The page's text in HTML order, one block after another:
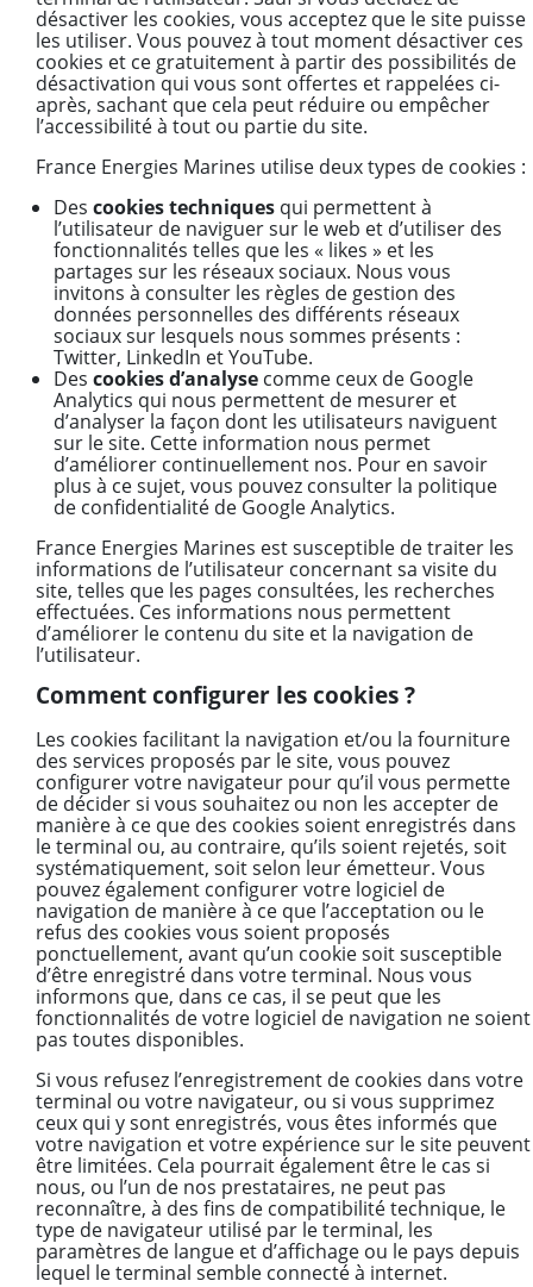
désactiver les cookies, vous acceptez que le site puisse
les utiliser. Vous pouvez à tout moment désactiver ces
cookies et ce gratuitement à partir des possibilités de
désactivation qui vous sont offertes et rappelées ci-
après, sachant que cela peut réduire ou empêcher
l’accessibilité à tout ou partie du site.
France Energies Marines utilise deux types de cookies :
Des cookies techniques qui permettent à
l’utilisateur de naviguer sur le web et d’utiliser des
fonctionnalités telles que les « likes » et les
partages sur les réseaux sociaux. Nous vous
invitons à consulter les règles de gestion des
données personnelles des différents réseaux
sociaux sur lesquels nous sommes présents :
Twitter, LinkedIn et YouTube.
Des cookies d’analyse comme ceux de Google
Analytics qui nous permettent de mesurer et
d’analyser la façon dont les utilisateurs naviguent
sur le site. Cette information nous permet
d’améliorer continuellement nos. Pour en savoir
plus à ce sujet, vous pouvez consulter la politique
de confidentialité de Google Analytics.
France Energies Marines est susceptible de traiter les
informations de l’utilisateur concernant sa visite du
site, telles que les pages consultées, les recherches
effectuées. Ces informations nous permettent
d’améliorer le contenu du site et la navigation de
l’utilisateur.
Comment configurer les cookies ?
Les cookies facilitant la navigation et/ou la fourniture
des services proposés par le site, vous pouvez
configurer votre navigateur pour qu’il vous permette
de décider si vous souhaitez ou non les accepter de
manière à ce que des cookies soient enregistrés dans
le terminal ou, au contraire, qu’ils soient rejetés, soit
systématiquement, soit selon leur émetteur. Vous
pouvez également configurer votre logiciel de
navigation de manière à ce que l’acceptation ou le
refus des cookies vous soient proposés
ponctuellement, avant qu’un cookie soit susceptible
d’être enregistré dans votre terminal. Nous vous
informons que, dans ce cas, il se peut que les
fonctionnalités de votre logiciel de navigation ne soient
pas toutes disponibles.
Si vous refusez l’enregistrement de cookies dans votre
terminal ou votre navigateur, ou si vous supprimez
ceux qui y sont enregistrés, vous êtes informés que
votre navigation et votre expérience sur le site peuvent
être limitées. Cela pourrait également être le cas si
nous, ou l’un de nos prestataires, ne peut pas
reconnaître, à des fins de compatibilité technique, le
type de navigateur utilisé par le terminal, les
paramètres de langue et d’affichage ou le pays depuis
lequel le terminal semble connecté à internet.